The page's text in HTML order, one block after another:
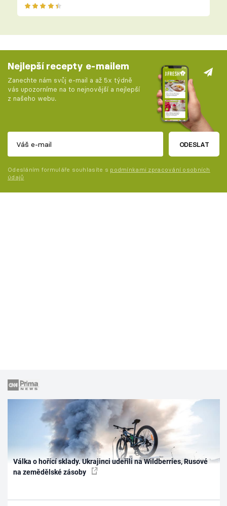
Nejlepší recepty e-mailem
Zanechte nám svůj e-mail a až 5x týdně
vás upozorníme na to nejnovější a nejlepší
z našeho webu.
ODESLAT
Odesláním formuláře souhlasíte s podmínkami zpracování osobních
údajů
Válka o hořící sklady. Ukrajinci udeřili na Wildberries, Rusové
na zemědělské zásoby